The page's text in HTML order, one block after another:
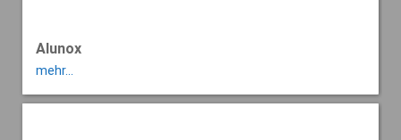
Alunox
mehr...